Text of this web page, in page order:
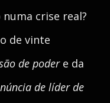
crise real?
de vinte
de podere da
de líder de